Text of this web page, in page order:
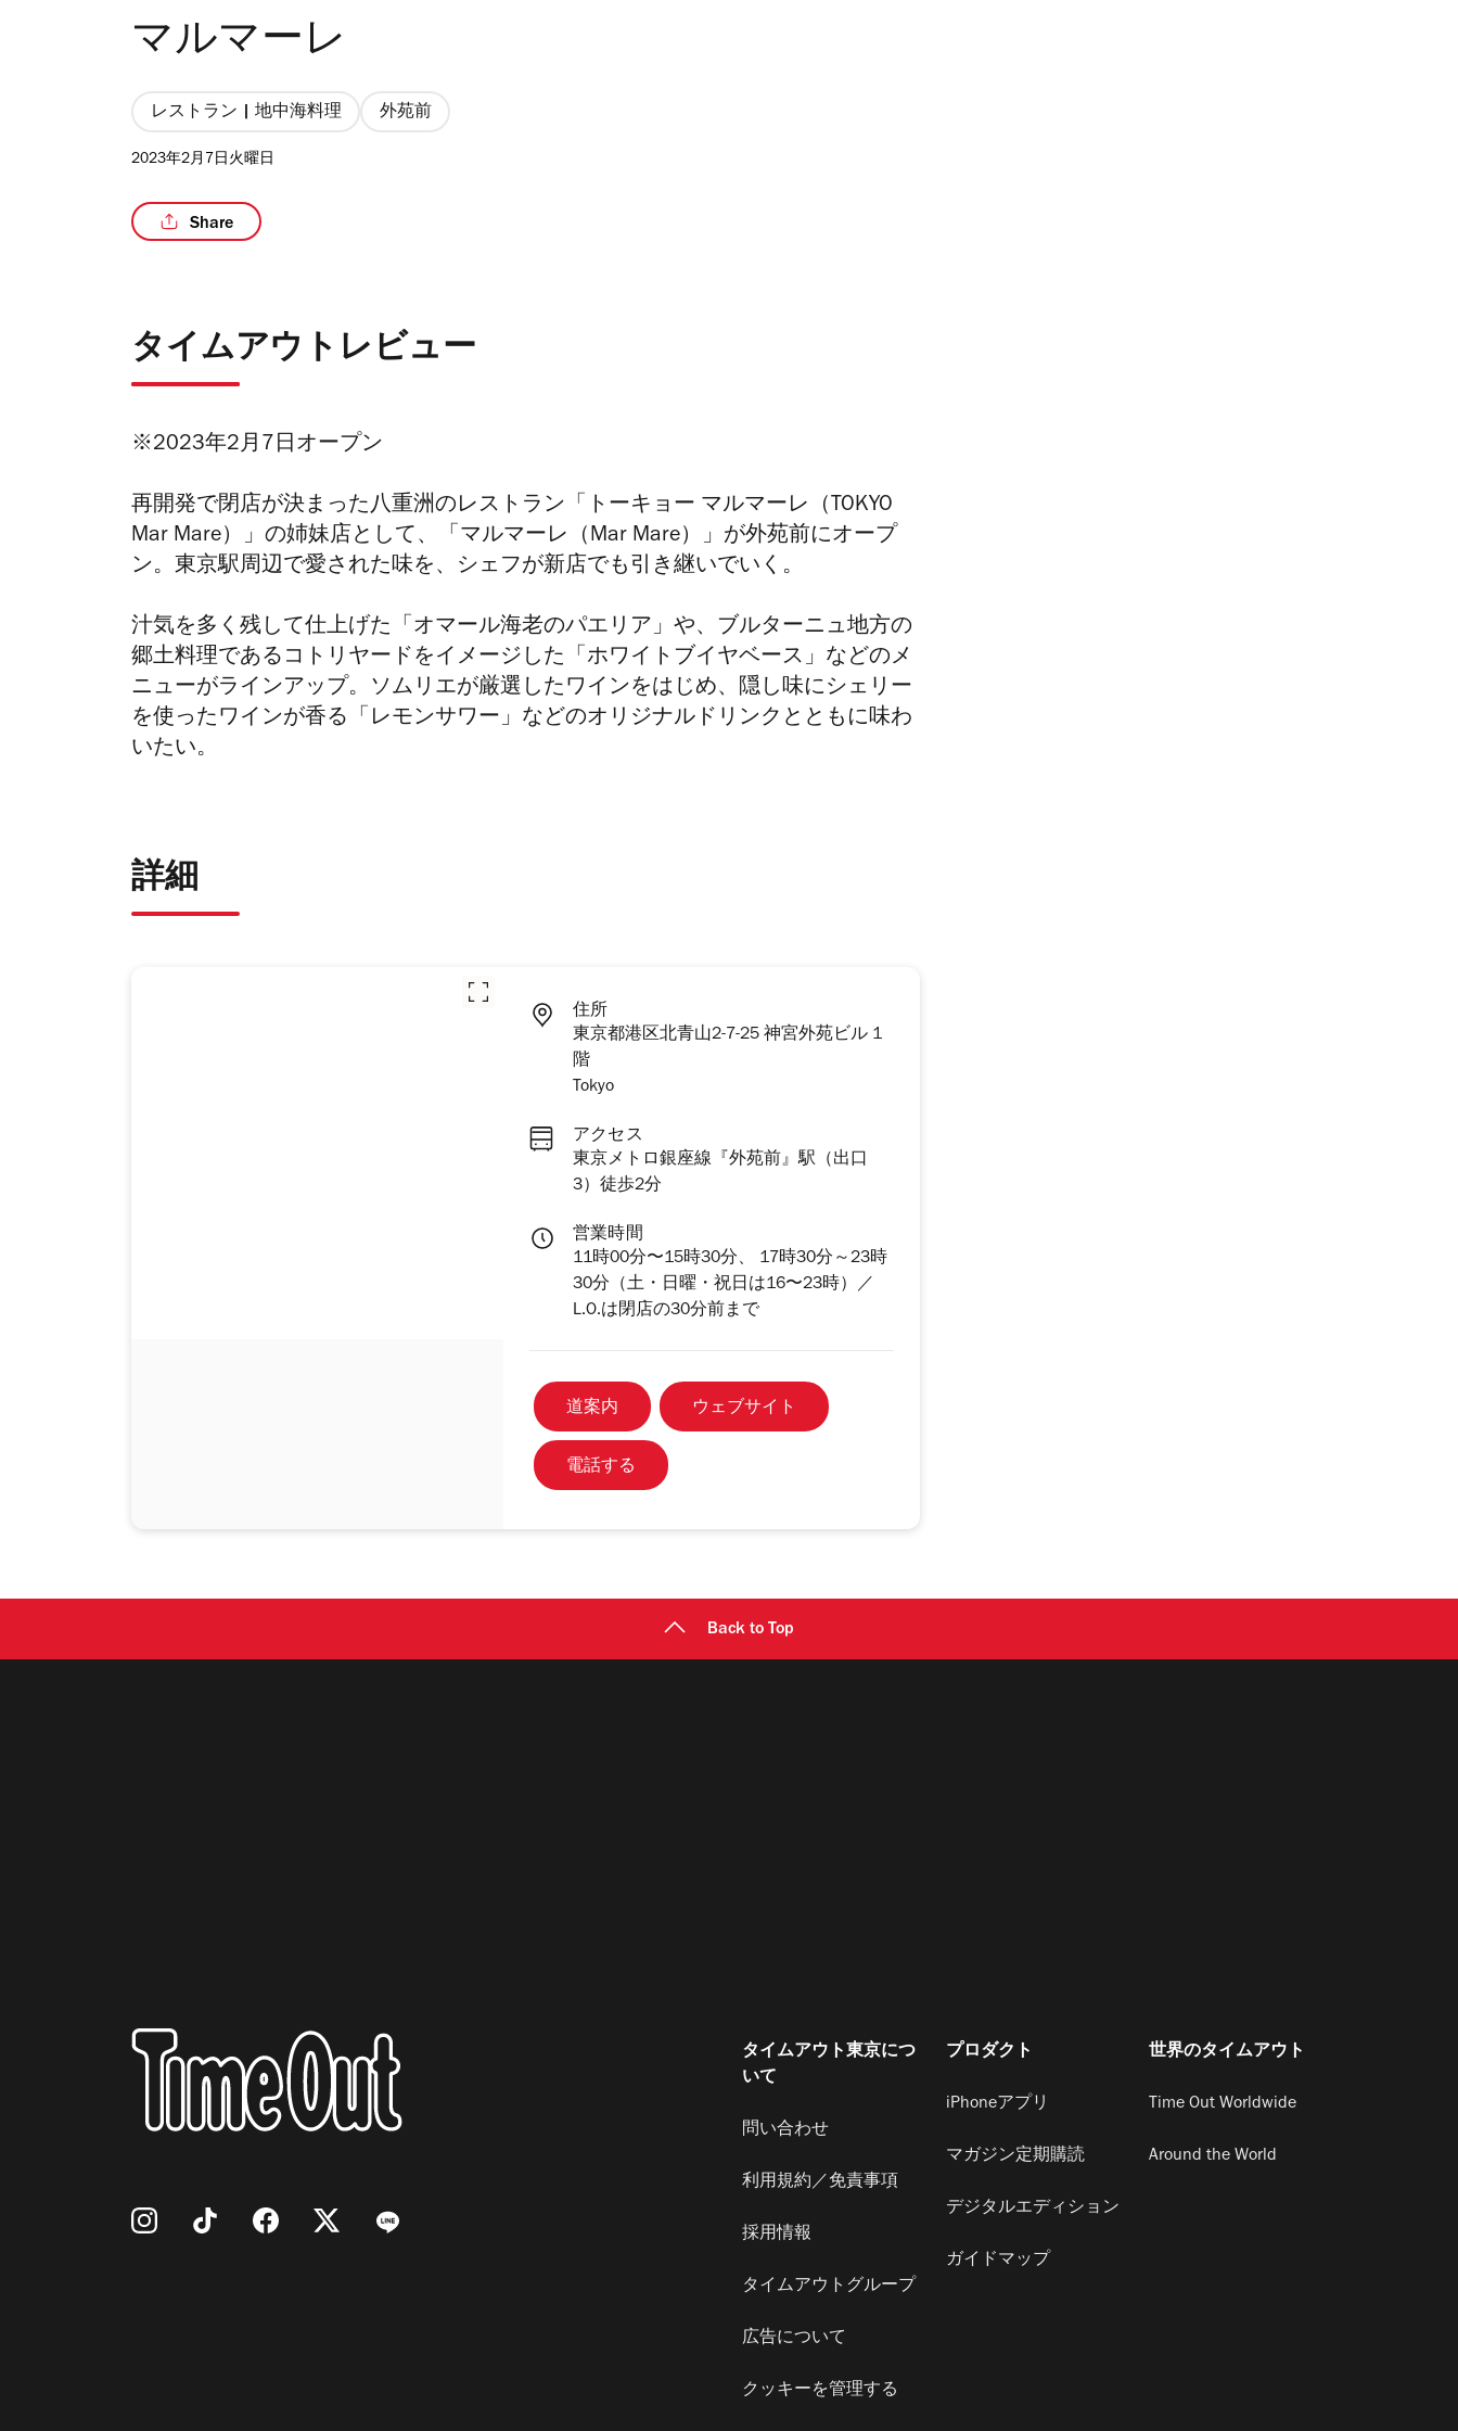
マルマーレ
レストラン | 地中海料理 外苑前
2023年2月7日火曜日
Share
タイムアウトレビュー
※2023年2月7日オープン
再開発で閉店が決まった八重洲のレストラン「トーキョー マルマーレ（TOKYO
Mar Mare）」の姉妹店として、「マルマーレ（Mar Mare）」が外苑前にオープ
ン。東京駅周辺で愛された味を、シェフが新店でも引き継いでいく。
汁気を多く残して仕上げた「オマール海老のパエリア」や、ブルターニュ地方の
郷土料理であるコトリヤードをイメージした「ホワイトブイヤベース」などのメ
ニューがラインアップ。ソムリエが厳選したワインをはじめ、隠し味にシェリー
を使ったワインが香る「レモンサワー」などのオリジナルドリンクとともに味わ
いたい。
詳細
住所
東京都港区北青山2-7-25 神宮外苑ビル 1
階
Tokyo
アクセス
東京メトロ銀座線『外苑前』駅（出口
3）徒歩2分
営業時間
11時00分〜15時30分、 17時30分～23時
30分（土・日曜・祝日は16〜23時）／
L.O.は閉店の30分前まで
道案内 ウェブサイト
電話する
Back to Top
タイムアウト東京につ
いて
問い合わせ
利用規約／免責事項
採用情報
タイムアウトグループ
広告について
クッキーを管理する
プロダクト
iPhoneアプリ
マガジン定期購読
デジタルエディション
ガイドマップ
世界のタイムアウト
Time Out Worldwide
Around the World